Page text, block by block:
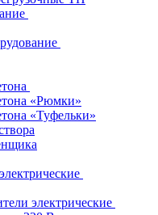
«Рюмки»
«Туфельки»
электрические